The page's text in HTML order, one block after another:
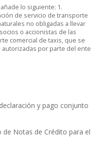
lo siguiente: 1.
de servicio de transporte
no obligadas a llevar
o accionistas de las
comercial de taxis, que se
por parte del ente
y pago conjunto
de Notas de Crédito para el